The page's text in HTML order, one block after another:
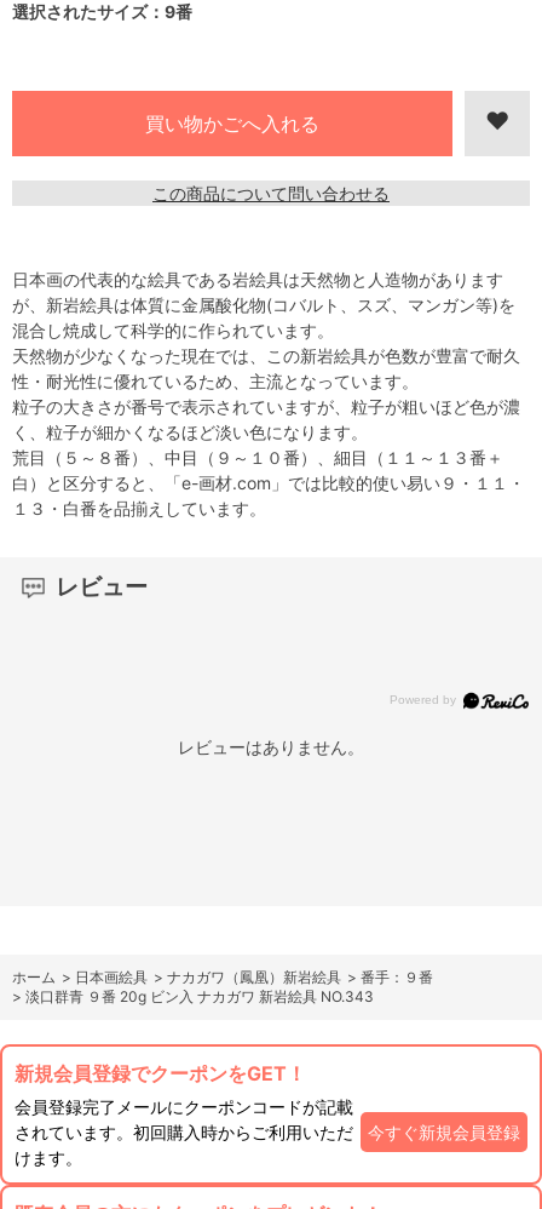
選択されたサイズ：9番
この商品について問い合わせる
日本画の代表的な絵具である岩絵具は天然物と人造物があります
が、新岩絵具は体質に金属酸化物(コバルト、スズ、マンガン等)を
混合し焼成して科学的に作られています。
天然物が少なくなった現在では、この新岩絵具が色数が豊富で耐久
性・耐光性に優れているため、主流となっています。
粒子の大きさが番号で表示されていますが、粒子が粗いほど色が濃
く、粒子が細かくなるほど淡い色になります。
荒目（５～８番）、中目（９～１０番）、細目（１１～１３番＋
白）と区分すると、「e-画材.com」では比較的使い易い９・１１・
１３・白番を品揃えしています。
レビュー
レビューはありません。
ホーム > 日本画絵具 > ナカガワ（鳳凰）新岩絵具 > 番手：９番
> 淡口群青 ９番 20g ビン入 ナカガワ 新岩絵具 NO.343
新規会員登録でクーポンをGET！
会員登録完了メールにクーポンコードが記載
されています。初回購入時からご利用いただ
けます。
今すぐ新規会員登録